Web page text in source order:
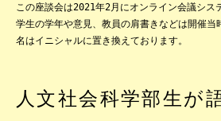
この座談会は2021年2月にオンライン会議シス
学生の学年や意見、教員の肩書きなどは開催当
名はイニシャルに置き換えております。
人文社会科学部生が